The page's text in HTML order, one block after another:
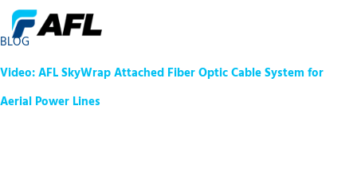
BLOG
Video: AFL SkyWrap Attached Fiber Optic Cable System for
Aerial Power Lines